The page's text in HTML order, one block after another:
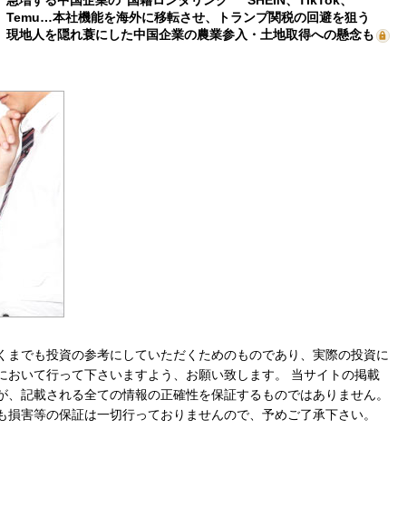
Temu…本社機能を海外に移転させ、トランプ関税の回避を狙う
現地人を隠れ蓑にした中国企業の農業参入・土地取得への懸念も
までも投資の参考にしていただくためのものであり、実際の投資に
おいて行って下さいますよう、お願い致します。 当サイトの掲載
記載される全ての情報の正確性を保証するものではありません。
害等の保証は一切行っておりませんので、予めご了承下さい。